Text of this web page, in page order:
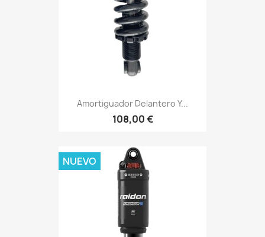
Amortiguador Delantero Y...
108,00 €
NUEVO